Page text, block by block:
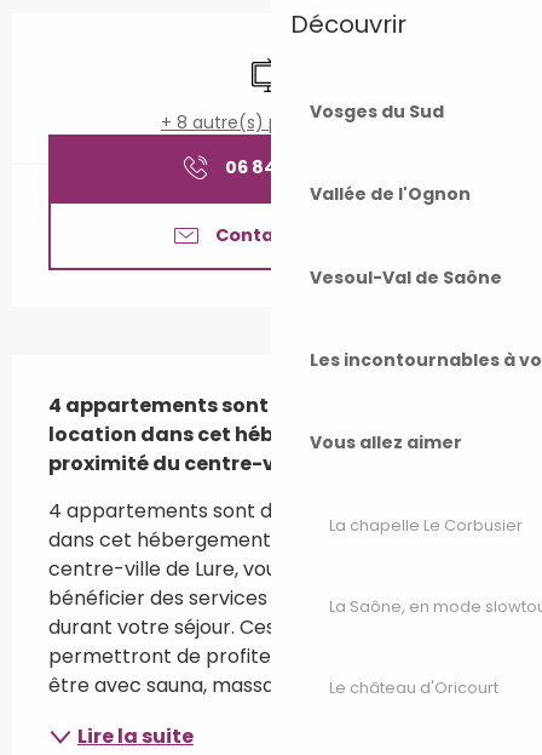
Découvrir
Vosges du Sud
Vallée de l'Ognon
Vesoul-Val de Saône
Les incontournables à
Vous allez aimer
La chapelle Le Corbusier
La Saône, en mode
Le château d'Oricourt
Ouverture et coordonnées
Télévision
+ 8 autre(s) prestation(s)
06 84 28 47
Contactez-nous
4 appartements sont disponibles à la
location dans cet hébergement situé à
proximité du centre-ville de Lure.
4 appartements sont disponibles à la location
dans cet hébergement situé à proximité du
centre-ville de Lure, vous permettant de
bénéficier des services et des commerces
durant votre séjour. Ces appartements vous
permettront de profiter aussi d'espaces bien-
être avec sauna, massage et baignoire à...
Lire la suite